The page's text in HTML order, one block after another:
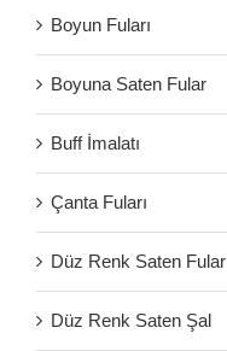
Boyun Fuları
Boyuna Saten Fular
Buff İmalatı
Çanta Fuları
Düz Renk Saten Fular
Düz Renk Saten Şal